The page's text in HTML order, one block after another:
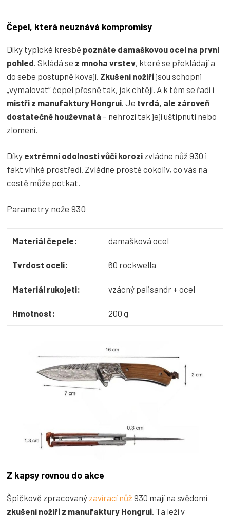
Čepel, která neuznává kompromisy
Díky typické kresbě poznáte damaškovou ocel na první
pohled . Skládá se z mnoha vrstev, které se překládají a
do sebe postupně kovají. Zkušení nožíři jsou schopni
„vymalovat“ čepel přesně tak, jak chtějí. A k těm se řadí i
mistři z manufaktury Hongrui Je tvrdá, ale zároveň
dostatečně houževnatá – nehrozí tak její uštípnutí nebo
zlomení.
Díky extrémní odolnosti vůči korozi zvládne nůž 930 i
fakt vlhké prostředí. Zvládne prostě cokoliv, co vás na
cestě může potkat.
Parametry nože 930
Materiál čepele: damašková ocel
Tvrdost oceli: 60 rockwella
Materiál rukojeti: vzácný palisandr + ocel
Hmotnost: 200 g
Z kapsy rovnou do akce
Špičkově zpracovaný zavírací nůž 930 mají na svědomí
zkušení nožíři z manufaktury Hongrui . Ta leží v